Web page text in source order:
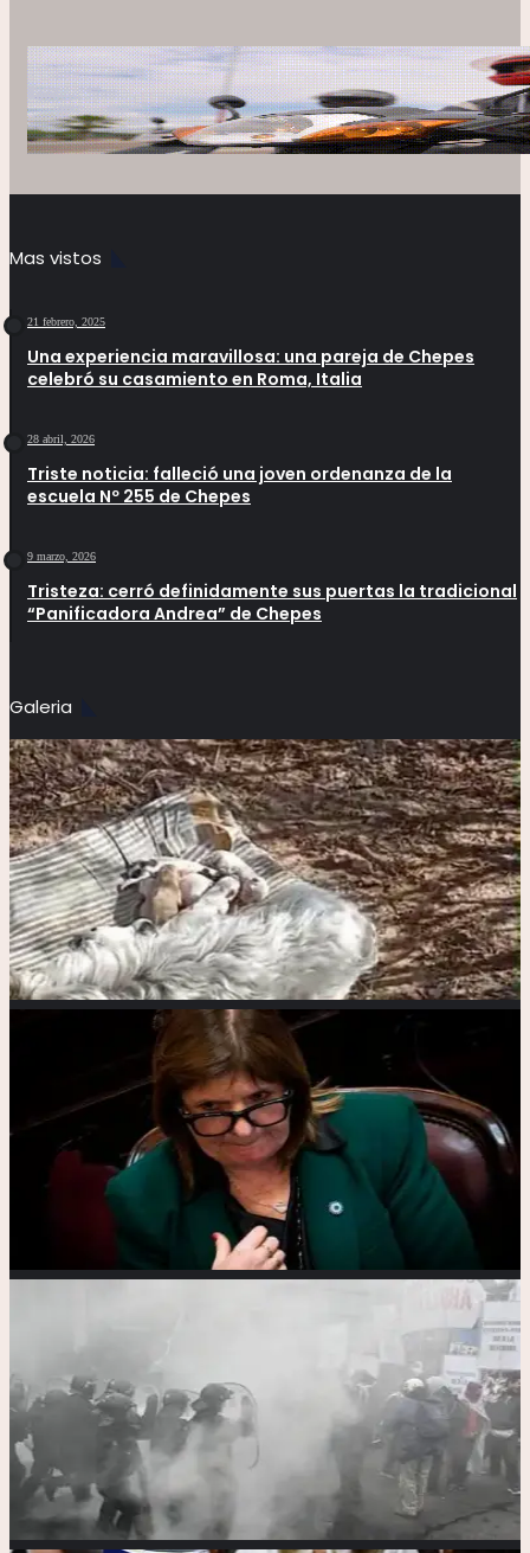
Mas vistos
21 febrero, 2025
Una experiencia maravillosa: una pareja de Chepes
celebró su casamiento en Roma, Italia
28 abril, 2026
Triste noticia: falleció una joven ordenanza de la
escuela Nº 255 de Chepes
9 marzo, 2026
Tristeza: cerró definidamente sus puertas la tradicional
“Panificadora Andrea” de Chepes
Galeria